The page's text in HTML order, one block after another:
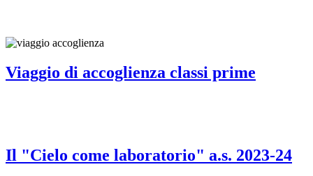
Viaggio di accoglienza classi prime
Il "Cielo come laboratorio" a.s. 2023-24